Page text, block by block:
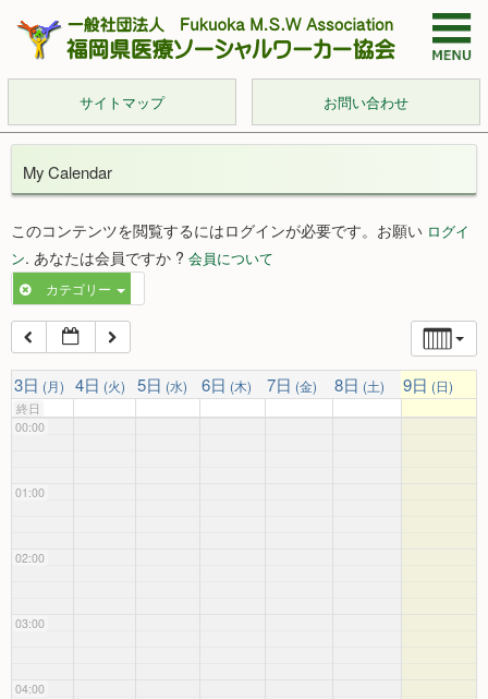
サイトマップ お問い合わせ
My Calendar
このコンテンツを閲覧するにはログインが必要です。お願い ログイ
ン. あなたは会員ですか ? 会員について
カテゴリー
3日 (月) 4日 (火) 5日 (水) 6日 (木) 7日 (金) 8日 (土) 9日 (日)
終日
00:00
01:00
02:00
03:00
04:00